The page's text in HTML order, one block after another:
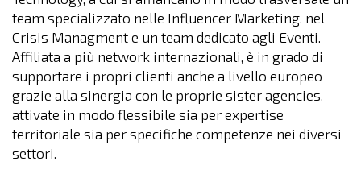
team specializzato nelle Influencer Marketing, nel
Crisis Managment e un team dedicato agli Eventi.
Affiliata a più network internazionali, è in grado di
supportare i propri clienti anche a livello europeo
grazie alla sinergia con le proprie sister agencies,
attivate in modo flessibile sia per expertise
territoriale sia per specifiche competenze nei diversi
settori.